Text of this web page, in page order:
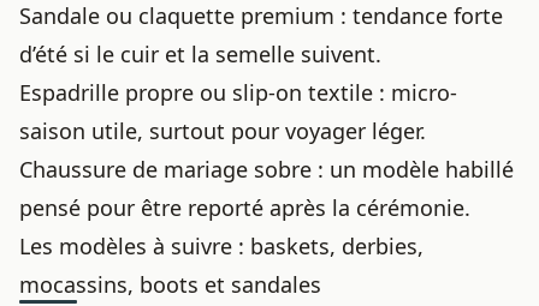
Sandale ou claquette premium : tendance forte
d’été si le cuir et la semelle suivent.
Espadrille propre ou slip-on textile : micro-
saison utile, surtout pour voyager léger.
Chaussure de mariage sobre : un modèle habillé
pensé pour être reporté après la cérémonie.
Les modèles à suivre : baskets, derbies,
mocassins, boots et sandales